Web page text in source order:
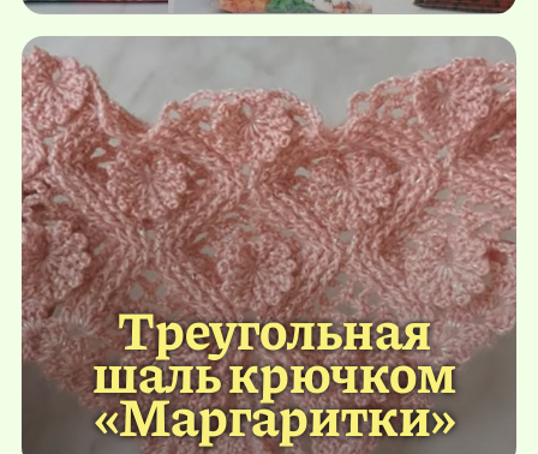
Треугольная
шаль крючком
«Маргаритки»